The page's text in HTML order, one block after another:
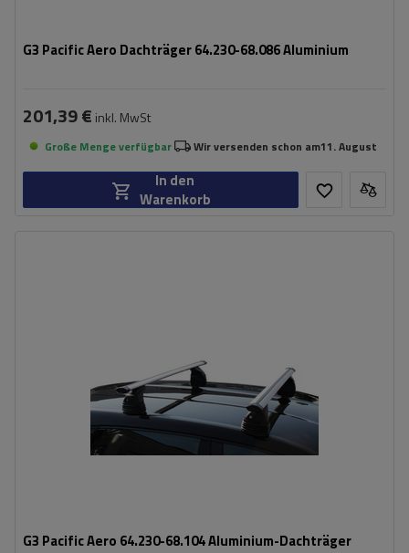
G3 Pacific Aero Dachträger 64.230-68.086 Aluminium
201,39 € inkl. MwSt
Große Menge verfügbar Wir versenden schon am11. August
In den
Warenkorb
G3 Pacific Aero 64.230-68.104 Aluminium-Dachträger